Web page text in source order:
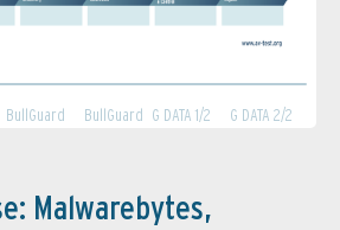
BullGuard
BullGuard G DATA 1/2 G DATA 2/2
Malwarebytes,